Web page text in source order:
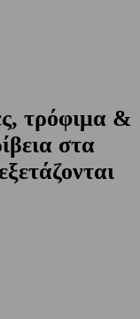
τρόφιμα &
στα